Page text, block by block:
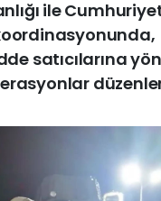
ile
satıcılarına